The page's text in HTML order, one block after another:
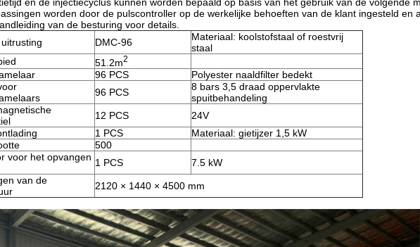
worden door de pulscontroller op de werkelijke behoeften van de klant ingesteld en
van de besturing voor details.
DMC-96
Materiaal: koolstofstaal of roestvrij
staal
51.2m2
96 PCS
Polyester naaldfilter bedekt
96 PCS
8 bars 3,5 draad oppervlakte
spuitbehandeling
12 PCS
24V
1 PCS
Materiaal: gietijzer 1,5 kW
500
voor het opvangen 1 PCS
7.5 kW
van de
2120 × 1440 × 4500 mm